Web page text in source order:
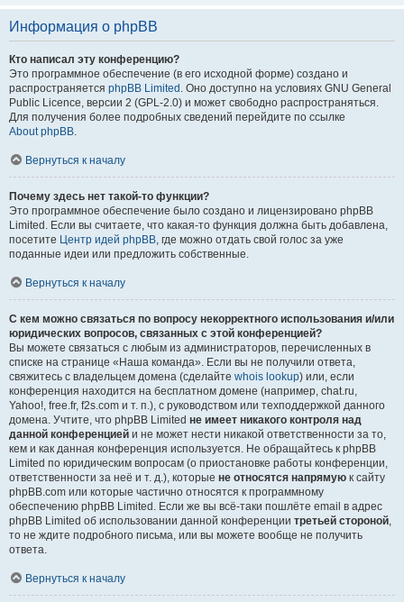
Информация о phpBB
Кто написал эту конференцию?
Это программное обеспечение (в его исходной форме) создано и
распространяется phpBB Limited . Оно доступно на условиях GNU General
Public Licence, версии 2 (GPL-2.0) и может свободно распространяться.
Для получения более подробных сведений перейдите по ссылке
About phpBB.
Вернуться к началу
Почему здесь нет такой-то функции?
Это программное обеспечение было создано и лицензировано phpBB
Limited. Если вы считаете, что какая-то функция должна быть добавлена,
посетите Центр идей phpBB, где можно отдать свой голос за уже
поданные идеи или предложить собственные.
Вернуться к началу
С кем можно связаться по вопросу некорректного использования и/или
юридических вопросов, связанных с этой конференцией?
Вы можете связаться с любым из администраторов, перечисленных в
списке на странице «Наша команда». Если вы не получили ответа,
свяжитесь с владельцем домена (сделайте whois lookup) или, если
конференция находится на бесплатном домене (например, chat.ru,
Yahoo!, free.fr, f2s.com и т. п.), с руководством или техподдержкой данного
домена. Учтите, что phpBB Limited не имеет никакого контроля над
данной конференцией и не может нести никакой ответственности за то,
кем и как данная конференция используется. Не обращайтесь к phpBB
Limited по юридическим вопросам (о приостановке работы конференции,
ответственности за неё и т. д.), которые не относятся напрямую к сайту
phpBB.com или которые частично относятся к программному
обеспечению phpBB Limited. Если же вы всё-таки пошлёте email в адрес
phpBB Limited об использовании данной конференции третьей стороной,
то не ждите подробного письма, или вы можете вообще не получить
ответа.
Вернуться к началу